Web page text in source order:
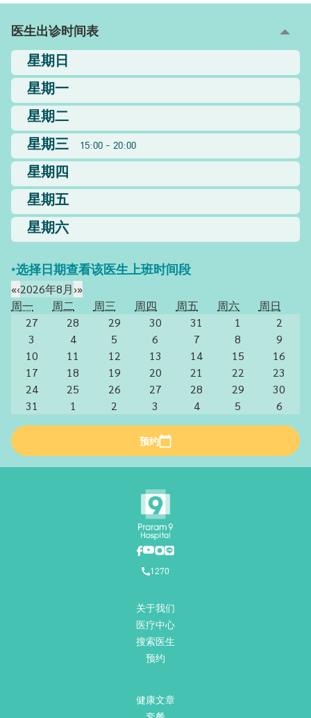
医生出诊时间表
星期日
星期一
星期二
星期三
15:00 - 20:00
星期四
星期五
星期六
*选择日期查看该医生上班时间段
«‹2026年8月›»
周一
周二 周三 周四 周五 周六
周日
27
28 29 30 31 1
2
3
4 5 6 7 8
9
10
11 12 13 14 15
16
17
18 19 20 21 22
23
24
25 26 27 28 29
30
31
1 2 3 4 5 6
预约
1270
关于我们
医疗中心
搜索医生
预约
健康文章